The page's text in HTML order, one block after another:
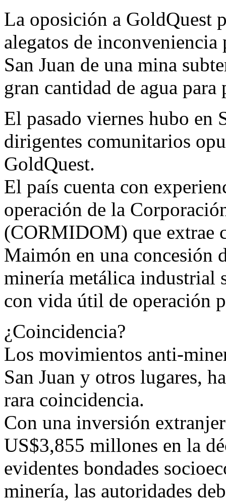
La oposición a GoldQuest
alegatos de
San Juan de una mina
gran cantidad de agua
El pasado viernes hubo en
dirigentes comunitarios
GoldQuest.
El país cuenta con
operación de la
(CORMIDOM) que extrae
Maimón en una concesión
minería metálica industrial
con vida útil de operación
¿Coincidencia?
Los movimientos anti-
San Juan y otros lugares,
rara coincidencia.
Con una inversión
US$3,855 millones en la
evidentes bondades
minería, las autoridades